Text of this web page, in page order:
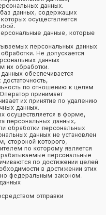
для достижения
Российской
возложенных
оператора функций,
для
акта, акта
исполнению
Федерации
для исполнения
или
персональных
инициативе субъекта
субъект
или
для
или третьих
целей при
и свободы субъекта
данных, доступ
субъектом
(далее —
данных,
раскрытию
видов обработки
обрабатываются
правовых,
для
данных.
данных
доступ